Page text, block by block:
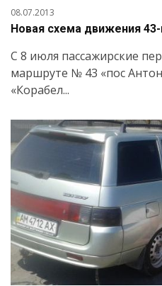
08.07.2013
Новая схема движения
C 8 июля пассажирские
маршруте № 43 «пос
«Корабел...